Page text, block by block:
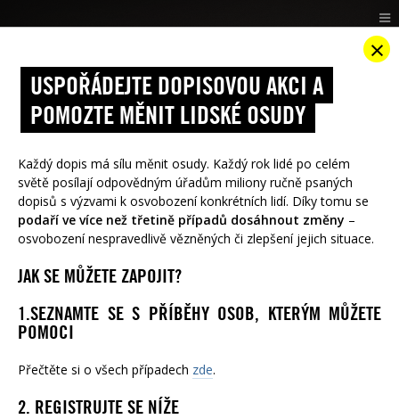
ZACHRAŇTE LIDSKÝ ŽIVOT. NAPIŠTE
DOPIS.
PŘEČTĚTE SI PŘÍBĚHY LIDÍ, KTERÝM LETOS
×
USPOŘÁDEJTE DOPISOVOU AKCI A
POMOZTE MĚNIT LIDSKÉ OSUDY
Každý dopis má sílu měnit osudy. Každý rok lidé po celém
světě posílají odpovědným úřadům miliony ručně psaných
dopisů s výzvami k osvobození konkrétních lidí. Díky tomu se
podaří ve více než třetině případů dosáhnout změny –
osvobození nespravedlivě vězněných či zlepšení jejich situace.
JAK SE MŮŽETE ZAPOJIT?
1.SEZNAMTE SE S PŘÍBĚHY OSOB, KTERÝM MŮŽETE
POMOCI
Přečtěte si o všech případech zde.
2. REGISTRUJTE SE NÍŽE